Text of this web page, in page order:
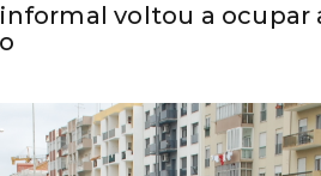
voltou a ocupar